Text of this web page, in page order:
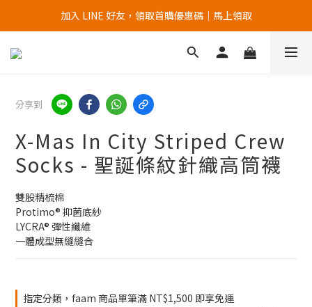
加入官網會員，首次購買 " 免運 "
加入 LINE 好友，領取首購優惠碼｜馬上領取
加入官網會員，首次購買 " 免運 "
分享到
X-Mas In City Striped Crew
Socks - 聖誕條紋針織高筒襪
雙股精梳棉
Protimo® 抑菌底紗
LYCRA® 彈性纖維
一體成型無縫縫合
指定分類，faam 商品單筆滿 NT$1,500 即享免運